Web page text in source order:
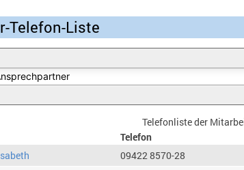
Telefon-Liste
Telefonliste der
Telefon
09422 8570-28